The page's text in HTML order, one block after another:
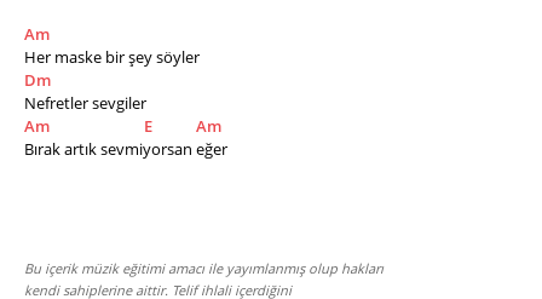
Am
Her maske bir şey söyler
Dm
Nefretler sevgiler
Am
E
Am
Bırak artık sevmiyorsan eğer
Bu içerik müzik eğitimi amacı ile yayımlanmış olup hakları
kendi sahiplerine aittir. Telif ihlali içerdiğini